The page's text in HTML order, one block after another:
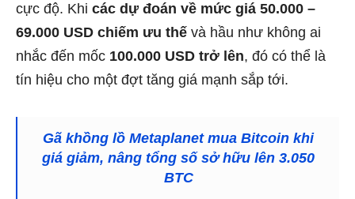
cực độ. Khi các dự đoán về mức giá 50.000 –
69.000 USD chiếm ưu thế và hầu như không ai
nhắc đến mốc 100.000 USD trở lên, đó có thể là
tín hiệu cho một đợt tăng giá mạnh sắp tới.
Gã khồng lồ Metaplanet mua Bitcoin khi
giá giảm, nâng tổng số sở hữu lên 3.050
BTC